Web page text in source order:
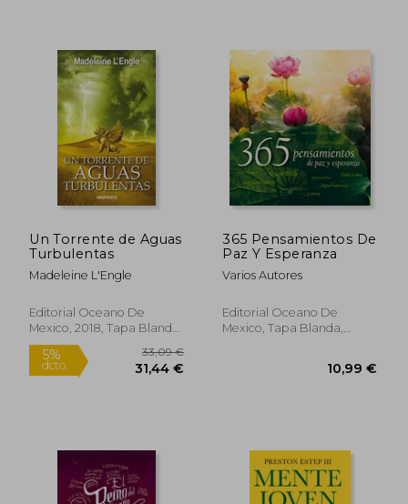
Un Torrente de Aguas
Turbulentas
Madeleine L'Engle
Editorial Oceano De
Mexico, 2018, Tapa Blanda,
Nuevo
365 Pensamientos De
Paz Y Esperanza
Varios Autores
Editorial Oceano De
Mexico, Tapa Blanda,